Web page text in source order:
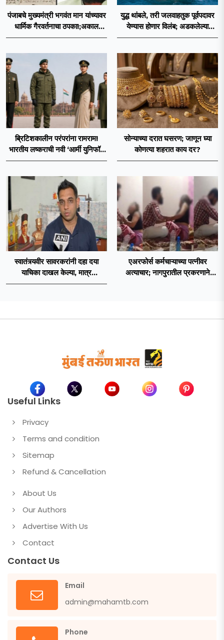
पंजाबचे मुख्यमंत्री भगवंत मान यांच्यावर
धार्मिक गैरवर्तनाचा ठपका!;अकाल
तख्ताच्या निर्णयाने मोठी खळबळ
युद्ध थांबले, तरी जलवाहतुक पूर्वपदावर
येण्यास होणार विलंब; अडकलेल्या
जहाजांना कराराच्या शाश्वततेची चिंता.
ब्रिटिशकालीन परंपरांना रामराम!
भारतीय लष्कराची नवी ‘आर्मी युनिफॉर्म
२०२६’ नियमावली लागू
सोन्याच्या दरात घसरण; जाणून घ्या
कोणत्या शहरात काय दर?
स्वातंत्र्यवीर सावरकरांनी दहा दया
याचिका दाखल केल्या, मात्र
ब्रिटिशांप्रति कधीही निष्ठा व्यक्त केली
एअरफोर्स कर्मचाऱ्याच्या पत्नीवर
अत्याचार; नागपुरातील प्रकरणाने
Useful Links
Privacy
Terms and condition
Sitemap
Refund & Cancellation
About Us
Our Authors
Advertise With Us
Contact
Contact Us
Email
admin@mahamtb.com
Phone